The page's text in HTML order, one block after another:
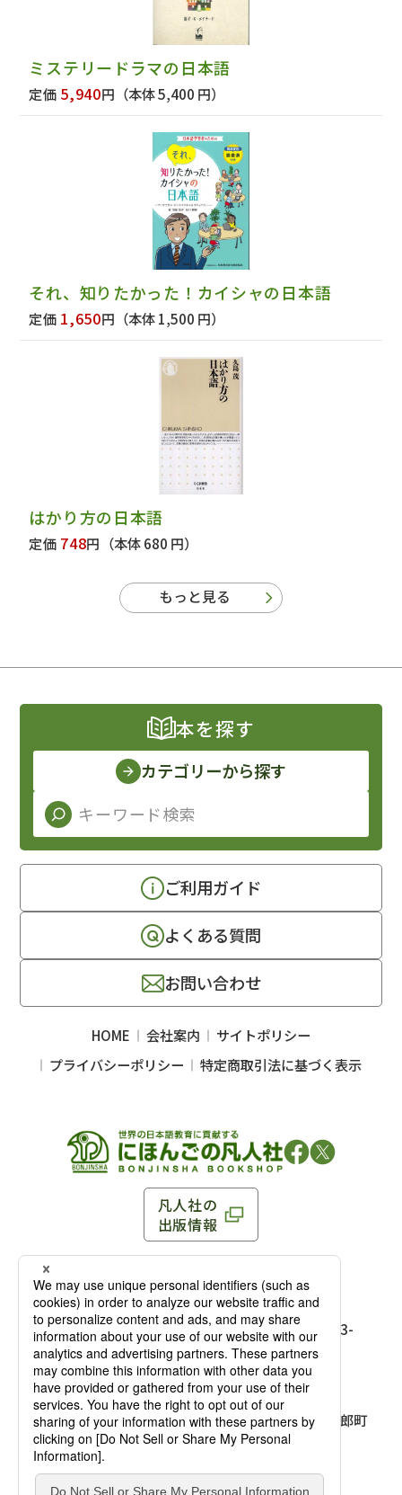
ミステリードラマの日本語
定価 5,940円 （本体 5,400 円）
それ、知りたかった！カイシャの日本語
定価 1,650円 （本体 1,500 円）
はかり方の日本語
定価 748円 （本体 680 円）
もっと見る
凡人社の
出版情報
〒102-0093 東京都千代田区平河町 1-3-13 8F
TEL：03-3263-3959／FAX：03-3263-3116
麹町店
〒102-0093 東京都千代田区平河町1-3-
13 8F［アクセス］
TEL：03-3239-8673／FAX：03-3263-
3116
大阪店
〒541-0056 大阪府大阪市中央区久太郎町
4-2-10
大西ビルディング 1階［
TEL：06-4256-2684／FAX：03-6733-
本を探す
カテゴリーから探す
ご利用ガイド
よくある質問
お問い合わせ
HOME 会社案内
サイトポリシー
プライバシーポリシー
特定商取引法に基づく表示